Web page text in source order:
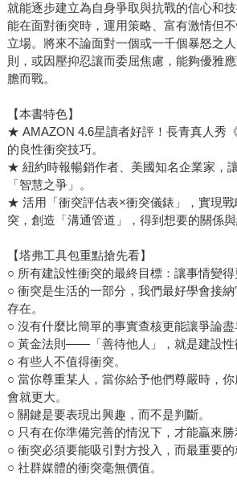
就能逐步建立為自身爭取與抗戰的信心和
能在面對衝突時，運用策略、富有激情但
立場。將來不論面對一個或一千個暴怒之
則，或因壓抑忍讓而委屈焦慮，能夠優雅
膽而戰。
【本書特色】
★ AMAZON 4.6星讀者好評！長青真人秀
的良性衝突技巧。
★ 紐約時報暢銷作者、美國知名企業家，
「智慧之爭」。
★ 活用「衝突評估表×衝突儀錶」，實現
突，創造「溝通管道」，得到想要的關係與
【塔弗工具包重點搶先看】
○ 所有建設性衝突的最終目標：讓事情變得
○ 衝突是生活的一部分，我們最好學會接
存在。
○ 沒有什麼比簡單的事實查核更能讓爭論盡
○ 黃金法則——「善待他人」，就是建設性
○ 有些人不值得衝突。
○ 當你尊重某人，當你給予他們尊嚴時，
會就更大。
○ 關鍵是要表現出興趣，而不是判斷。
○ 只有在你準備完善的情況下，才能贏來勝
○ 衝突必須要能吸引對方投入，而最重要的
○ 社群媒體的衝突毫無價值。